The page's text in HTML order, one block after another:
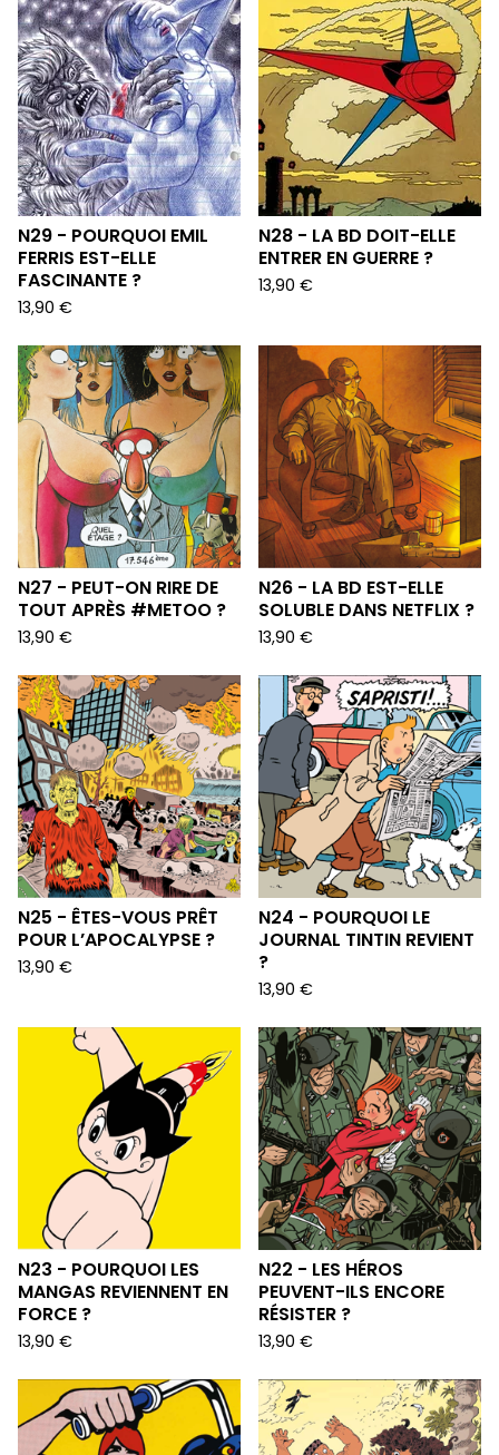
N29 - POURQUOI EMIL
FERRIS EST-ELLE
FASCINANTE ?
13,90 €
N28 - LA BD DOIT-ELLE
ENTRER EN GUERRE ?
13,90 €
N27 - PEUT-ON RIRE DE
TOUT APRÈS #METOO ?
13,90 €
N26 - LA BD EST-ELLE
SOLUBLE DANS NETFLIX ?
13,90 €
N25 - ÊTES-VOUS PRÊT
POUR L’APOCALYPSE ?
13,90 €
N24 - POURQUOI LE
JOURNAL TINTIN REVIENT
?
13,90 €
N23 - POURQUOI LES
MANGAS REVIENNENT EN
FORCE ?
13,90 €
N22 - LES HÉROS
PEUVENT-ILS ENCORE
RÉSISTER ?
13,90 €